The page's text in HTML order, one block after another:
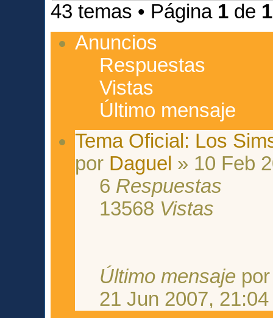
43 temas • Página 1 de 1
Anuncios
Respuestas
Vistas
Último mensaje
Tema Oficial: Los
por Daguel » 10 Feb
6 Respuestas
13568 Vistas
Último mensaje
21 Jun 2007, 21:04